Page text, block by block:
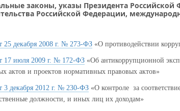
законы, указы Президента Российской
Российской Федерации,
25 декабря 2008 г. № 273-ФЗ «О противодействии
17 июля 2009 г. № 172-ФЗ «Об антикоррупционной
актов и проектов нормативных правовых актов»
3 декабря 2012 г. № 230-ФЗ «О контроле за
должности, и иных лиц их доходам»